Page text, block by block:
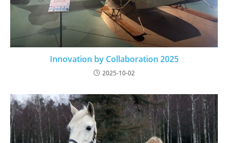
Innovation by Collaboration 2025
2025-10-02